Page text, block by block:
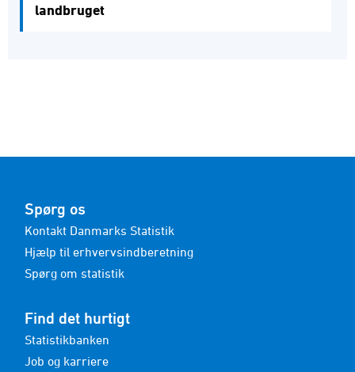
landbruget
Spørg os
Kontakt Danmarks Statistik
Hjælp til erhvervsindberetning
Spørg om statistik
Find det hurtigt
Statistikbanken
Job og karriere